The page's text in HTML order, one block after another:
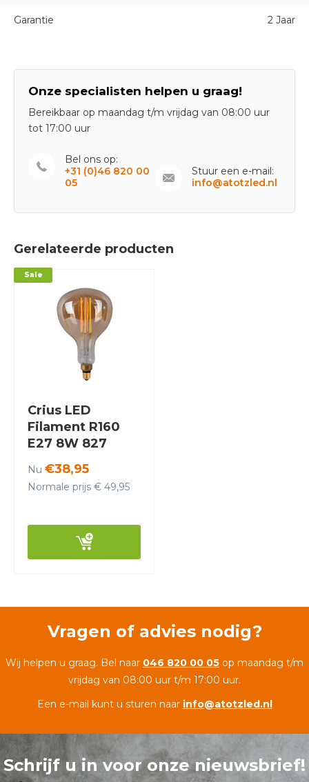
Garantie 2 Jaar
Onze specialisten helpen u graag!
Bereikbaar op maandag t/m vrijdag van 08:00 uur
tot 17:00 uur
Bel ons op:
+31 (0)46 820 00
05
Stuur een e-mail:
info@atotzled.nl
Gerelateerde producten
Crius LED
Filament R160
E27 8W 827
Sale
Nu €38,95
Normale prijs € 49,95
Vragen of advies nodig?
Wij helpen u graag. Bel naar 046 820 00 05 op maandag t/m
vrijdag van 08:00 uur t/m 17:00 uur.
Een e-mail kunt u sturen naar info@atotzled.nl
Schrijf u in voor onze nieuwsbrief!